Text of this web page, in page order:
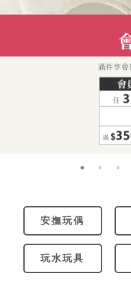
安撫玩偶
玩水玩具